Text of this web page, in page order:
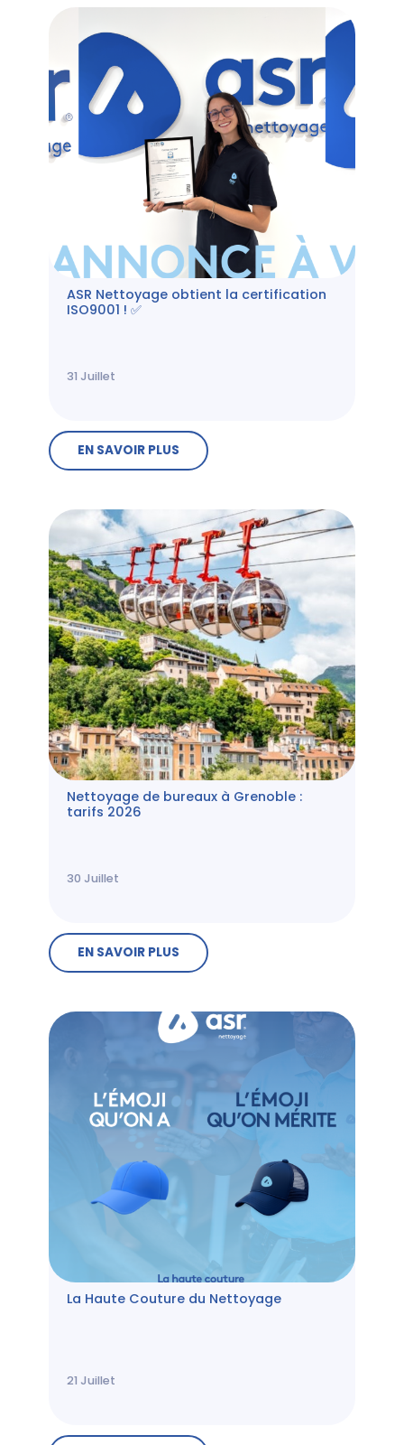
ASR Nettoyage obtient la certification
ISO9001 ! ✅
31 Juillet
EN SAVOIR PLUS
Nettoyage de bureaux à Grenoble :
tarifs 2026
30 Juillet
EN SAVOIR PLUS
La Haute Couture du Nettoyage
21 Juillet